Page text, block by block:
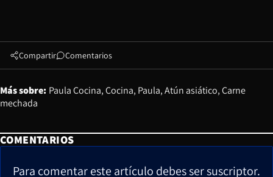
Compartir Comentarios
Más sobre: Paula Cocina Cocina Paula Atún asiático Carne
mechada
COMENTARIOS
Para comentar este artículo debes ser suscriptor.